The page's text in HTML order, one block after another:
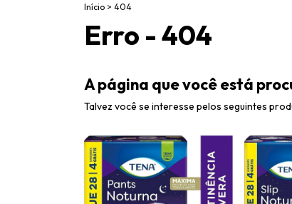
Início > 404
Erro - 404
A página que você está
Talvez você se interesse pelos seguintes